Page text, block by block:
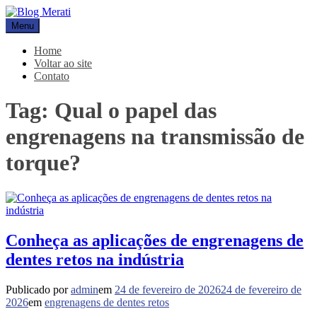
Pular
para
o
conteúdo
Blog Merati
Líder na fabricação de peças para Indústrias
Menu
Home
Voltar ao site
Contato
Tag: Qual o papel das
engrenagens na transmissão de
torque?
Conheça as aplicações de engrenagens de
dentes retos na indústria
Publicado poradminem 24 de fevereiro de 202624 de fevereiro de
2026em engrenagens de dentes retos